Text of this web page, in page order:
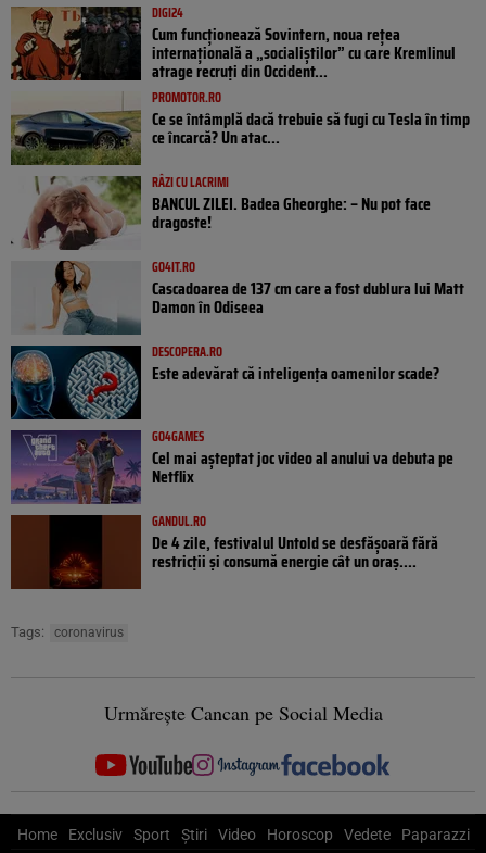
DIGI24
Cum funcționează Sovintern, noua rețea
internațională a „socialiștilor” cu care Kremlinul
atrage recruți din Occident...
PROMOTOR.RO
Ce se întâmplă dacă trebuie să fugi cu Tesla în timp
ce încarcă? Un atac...
RÂZI CU LACRIMI
BANCUL ZILEI. Badea Gheorghe: – Nu pot face
dragoste!
GO4IT.RO
Cascadoarea de 137 cm care a fost dublura lui Matt
Damon în Odiseea
DESCOPERA.RO
Este adevărat că inteligența oamenilor scade?
GO4GAMES
Cel mai așteptat joc video al anului va debuta pe
Netflix
GANDUL.RO
De 4 zile, festivalul Untold se desfășoară fără
restricții și consumă energie cât un oraș....
Tags: coronavirus
Urmărește Cancan pe Social Media
Home Exclusiv Sport Știri Video Horoscop Vedete Paparazzi